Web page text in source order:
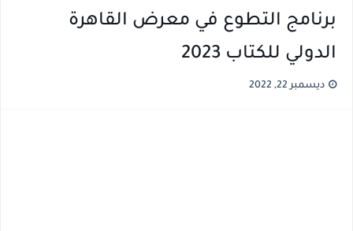
برنامج التطوع في معرض القاهرة
الدولي للكتاب 2023
ديسمبر 22, 2022